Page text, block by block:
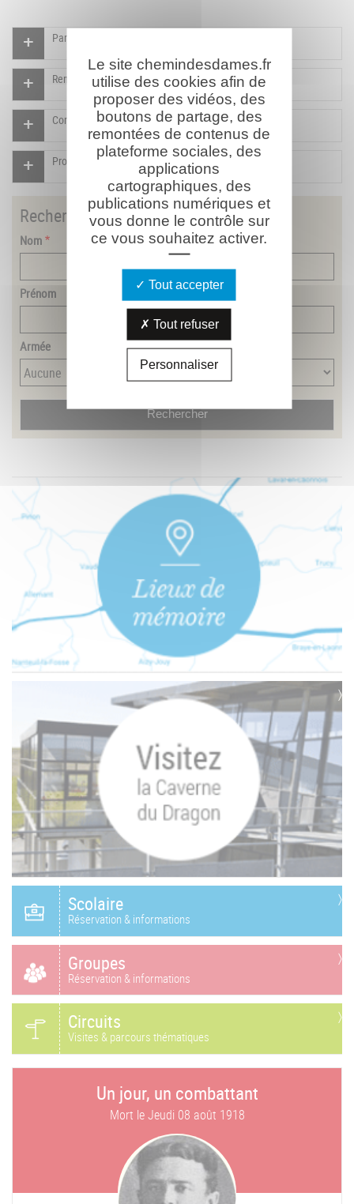
Participer à l'indexation du Mémorial virtuel
Rendre un hommage pour ce combattant
Compléter la fiche pour ce combattant
Proposer un document pour ce combattant
Rechercherun combattant
Nom
Prénom
Armée
Scolaire
Réservation & informations
Groupes
Réservation & informations
Circuits
Visites & parcours thématiques
Un jour, un combattant
Mort leJeudi 08 août 1918
Le site chemindesdames.fr
utilise des cookies afin de
proposer des vidéos, des
boutons de partage, des
remontées de contenus de
plateforme sociales, des
applications
cartographiques, des
publications numériques et
vous donne le contrôle sur
ce vous souhaitez activer.
Tout accepter
Tout refuser
Personnaliser